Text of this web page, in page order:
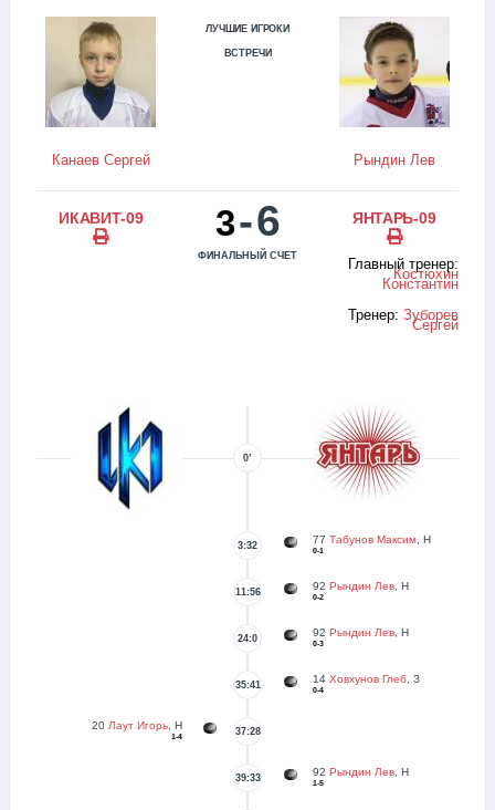
Канаев Сергей
ЛУЧШИЕ ИГРОКИ
ВСТРЕЧИ
Рындин Лев
ИКАВИТ-09 3-6
ФИНАЛЬНЫЙ СЧЕТ
ЯНТАРЬ-09
Главный тренер:
Костюхин
Константин
Тренер: Зуборев
Сергей
0’
77 Табунов Максим , Н
0-1
3:32
92 Рындин Лев , Н
0-2
11:56
92 Рындин Лев , Н
0-3
24:0
14 Ховхунов Глеб , З
0-4
35:41
20 Лаут Игорь , Н
1-4 37:28
92 Рындин Лев , Н
1-5
39:33